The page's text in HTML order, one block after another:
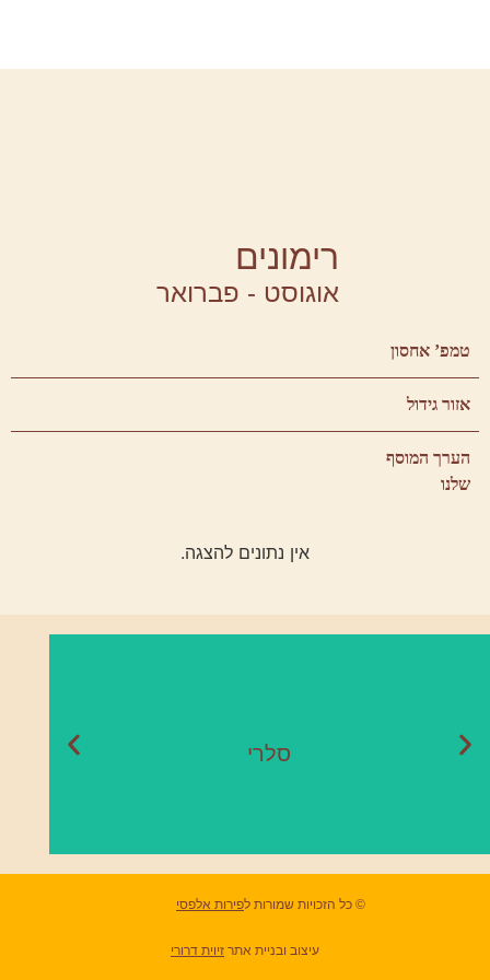
רימונים
אוגוסט - פברואר
טמפ’ אחסון
אזור גידול
הערך המוסף
שלנו
אין נתונים להצגה.
סלרי
נובמבר - מאי
© כל הזכויות שמורות לפירות אלפסי
עיצוב ובניית אתר זיוית דרורי